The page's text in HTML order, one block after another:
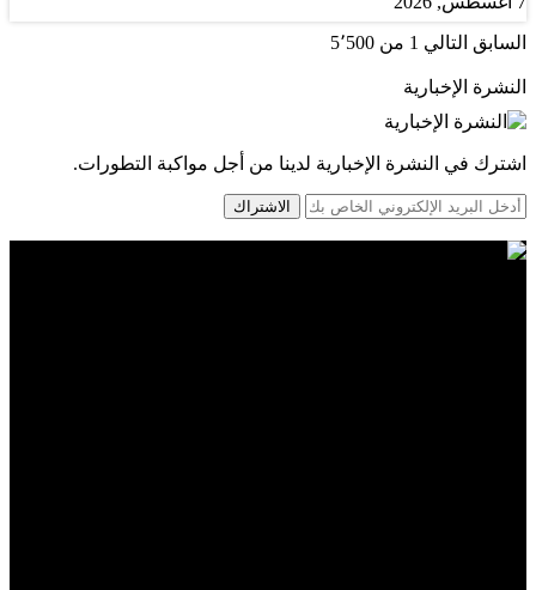
السابق التالي 1 من 5٬500
النشرة الإخبارية
اشترك في النشرة الإخبارية لدينا من أجل مواكبة التطورات.
الاشتراك